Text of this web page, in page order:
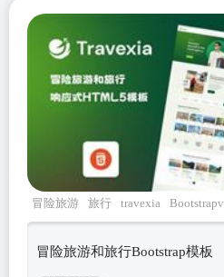
冒险旅游 旅行 travexia
冒险旅游和旅行Bootstrap模板